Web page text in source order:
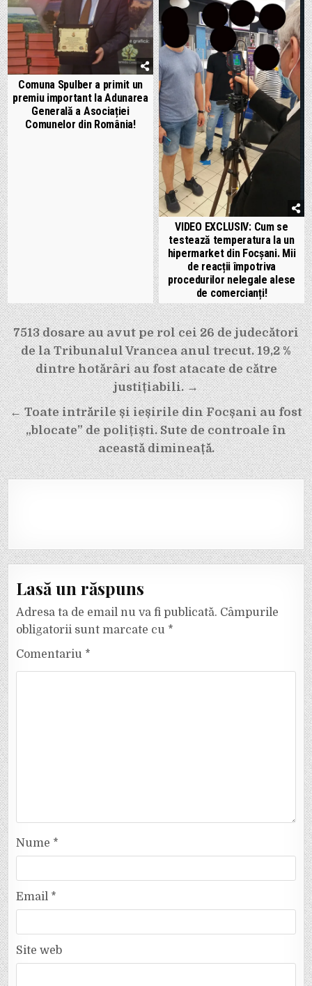
Comuna Spulber a primit un
premiu important la Adunarea
Generală a Asociației
Comunelor din România!
VIDEO EXCLUSIV: Cum se
testează temperatura la un
hipermarket din Focșani. Mii
de reacții împotriva
procedurilor nelegale alese
de comercianți!
Navigare
în
articole
7513 dosare au avut pe rol cei 26 de judecători
de la Tribunalul Vrancea anul trecut. 19,2 %
dintre hotărâri au fost atacate de către
justițiabili. →
← Toate intrările și ieșirile din Focșani au fost
„blocate” de polițiști. Sute de controale în
această dimineață.
Lasă un răspuns
Adresa ta de email nu va fi publicată. Câmpurile
obligatorii sunt marcate cu *
Comentariu *
Nume *
Email *
Site web